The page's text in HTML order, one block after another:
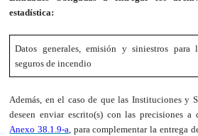
estadística:
Datos generales, emisión y siniestros para
seguros de incendio
Además, en el caso de que las Instituciones y
deseen enviar escrito(s) con las precisiones a
Anexo 38.1.9-a, para complementar la entrega